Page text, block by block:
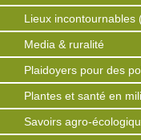
Lieux incontournables
Media & ruralité
Plaidoyers pour des
Plantes et santé en
Savoirs agro-